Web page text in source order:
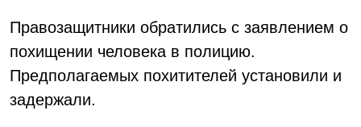
Правозащитники обратились с заявлением о
похищении человека в полицию.
Предполагаемых похитителей установили и
задержали.